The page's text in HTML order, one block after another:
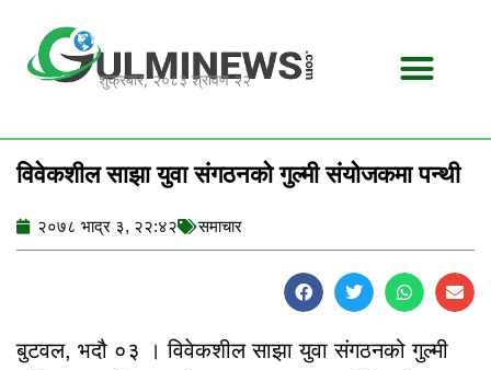
content
शुक्रबार, २०८३ श्रावण २२
विवेकशील साझा युवा संगठनको गुल्मी संयोजकमा पन्थी
२०७८ भाद्र ३, २२:४२ समाचार
बुटवल, भदौ ०३ । विवेकशील साझा युवा संगठनको गुल्मी